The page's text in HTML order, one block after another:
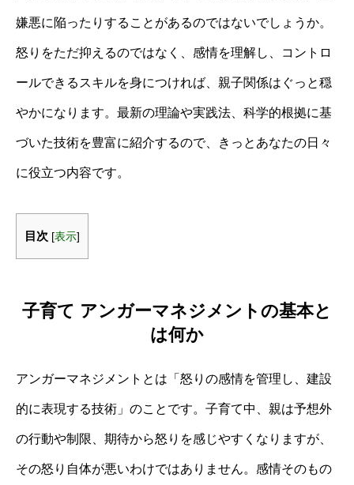
嫌悪に陥ったりすることがあるのではないでしょうか。
怒りをただ抑えるのではなく、感情を理解し、コントロ
ールできるスキルを身につければ、親子関係はぐっと穏
やかになります。最新の理論や実践法、科学的根拠に基
づいた技術を豊富に紹介するので、きっとあなたの日々
に役立つ内容です。
目次 [表示]
子育て アンガーマネジメントの基本と
は何か
アンガーマネジメントとは「怒りの感情を管理し、建設
的に表現する技術」のことです。子育て中、親は予想外
の行動や制限、期待から怒りを感じやすくなりますが、
その怒り自体が悪いわけではありません。感情そのもの